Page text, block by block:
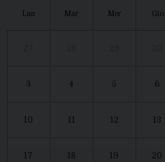
Lun Mar Mer Gio
3 4 5 6
10 12 13
17 18 19 20